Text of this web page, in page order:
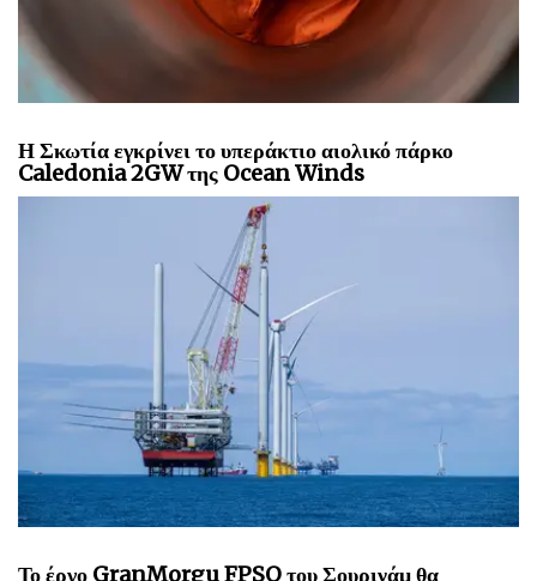
Η Σκωτία εγκρίνει το υπεράκτιο αιολικό πάρκο
Caledonia 2GW της Ocean Winds
Το έργο GranMorgu FPSO του Σουρινάμ θα